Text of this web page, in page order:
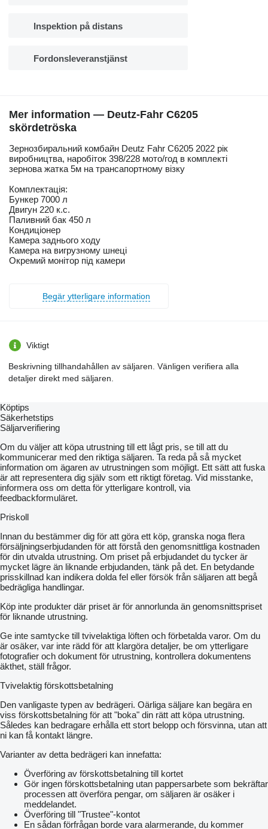
Inspektion på distans
Fordonsleveranstjänst
Mer information — Deutz-Fahr C6205
skördetröska
Зернозбиральний комбайн Deutz Fahr C6205 2022 рік
виробництва, наробіток 398/228 мото/год в комплекті
зернова жатка 5м на трансапортному візку
Комплектація:
Бункер 7000 л
Двигун 220 к.с.
Паливний бак 450 л
Кондиціонер
Камера заднього ходу
Камера на вигрузному шнеці
Окремий монітор під камери
Begär ytterligare information
Viktigt
Beskrivning tillhandahållen av säljaren. Vänligen verifiera alla
detaljer direkt med säljaren.
Köptips
Säkerhetstips
Säljarverifiering
Om du väljer att köpa utrustning till ett lågt pris, se till att du
kommunicerar med den riktiga säljaren. Ta reda på så mycket
information om ägaren av utrustningen som möjligt. Ett sätt att fuska
är att representera dig själv som ett riktigt företag. Vid misstanke,
informera oss om detta för ytterligare kontroll, via
feedbackformuläret.
Priskoll
Innan du bestämmer dig för att göra ett köp, granska noga flera
försäljningserbjudanden för att förstå den genomsnittliga kostnaden
för din utvalda utrustning. Om priset på erbjudandet du tycker är
mycket lägre än liknande erbjudanden, tänk på det. En betydande
prisskillnad kan indikera dolda fel eller försök från säljaren att begå
bedrägliga handlingar.
Köp inte produkter där priset är för annorlunda än genomsnittspriset
för liknande utrustning.
Ge inte samtycke till tvivelaktiga löften och förbetalda varor. Om du
är osäker, var inte rädd för att klargöra detaljer, be om ytterligare
fotografier och dokument för utrustning, kontrollera dokumentens
äkthet, ställ frågor.
Tvivelaktig förskottsbetalning
Den vanligaste typen av bedrägeri. Oärliga säljare kan begära en
viss förskottsbetalning för att "boka" din rätt att köpa utrustning.
Således kan bedragare erhålla ett stort belopp och försvinna, utan att
ni kan få kontakt längre.
Varianter av detta bedrägeri kan innefatta:
Överföring av förskottsbetalning till kortet
Gör ingen förskottsbetalning utan pappersarbete som bekräftar
processen att överföra pengar, om säljaren är osäker i
meddelandet.
Överföring till "Trustee"-kontot
En sådan förfrågan borde vara alarmerande, du kommer